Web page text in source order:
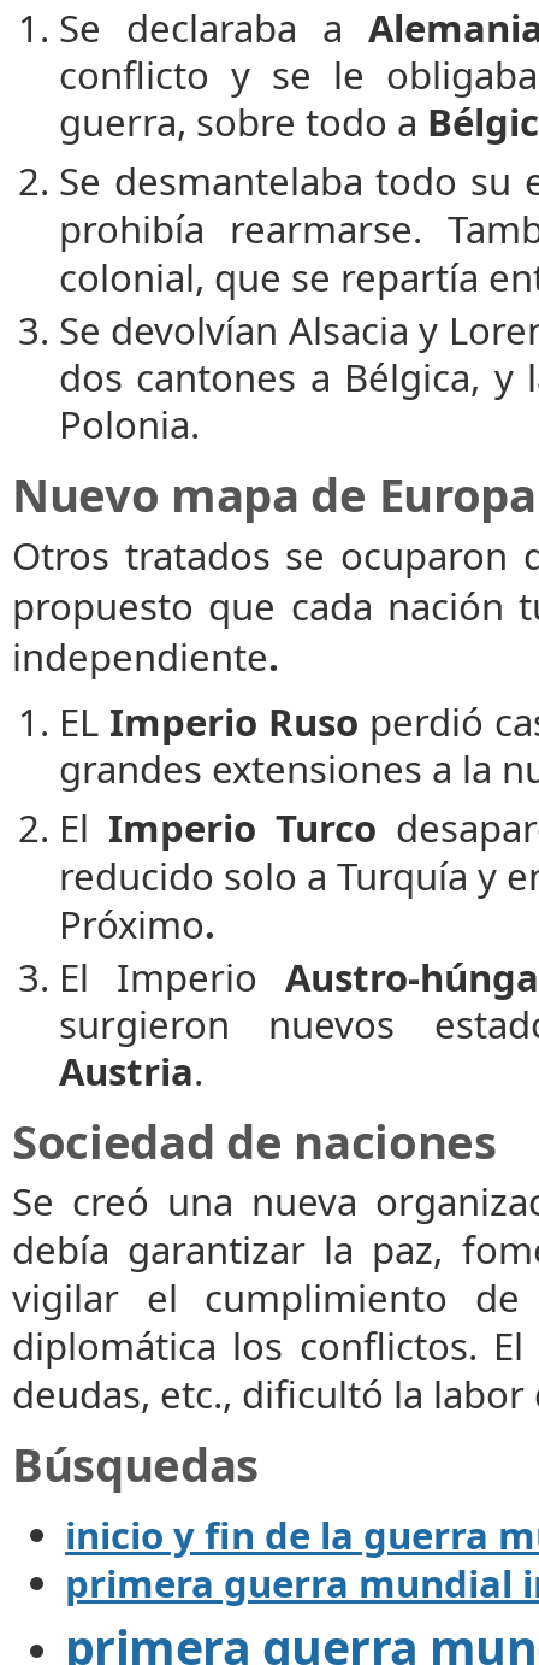
Se declaraba a
conflicto y se le
guerra, sobre todo a
Se desmantelaba todo su
prohibía rearmarse.
colonial, que se repartía
Se devolvían Alsacia y
dos cantones a Bélgica, y
Polonia.
Nuevo mapa de Europa
Otros tratados se ocuparon
propuesto que cada nación
independiente.
EL Imperio Ruso perdió
grandes extensiones a la
El Imperio Turco
reducido solo a Turquía y
Próximo.
El Imperio Austro-
surgieron nuevos
Austria.
Sociedad de naciones
Se creó una nueva
debía garantizar la paz,
vigilar el cumplimiento
diplomática los conflictos.
deudas, etc., dificultó la
Búsquedas
inicio y fin de la guerra
primera guerra mundial
primera guerra